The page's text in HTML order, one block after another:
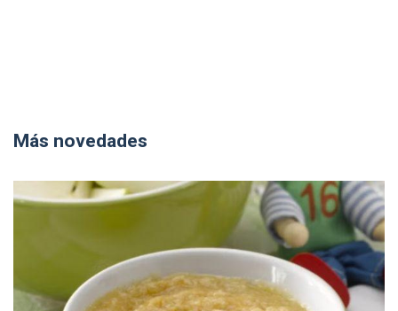
Más novedades